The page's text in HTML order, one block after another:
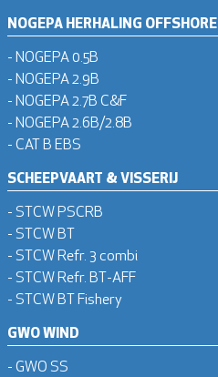
NOGEPA HERHALING OFFSHORE
- NOGEPA 0.5B
- NOGEPA 2.9B
- NOGEPA 2.7B C&F
- NOGEPA 2.6B/2.8B
- CAT B EBS
SCHEEPVAART & VISSERIJ
- STCW PSCRB
- STCW BT
- STCW Refr. 3 combi
- STCW Refr. BT-AFF
- STCW BT Fishery
GWO WIND
- GWO SS